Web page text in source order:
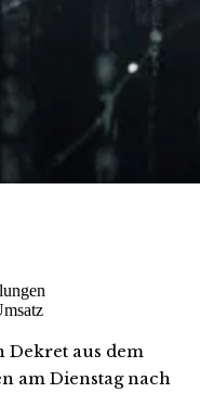
aus dem
am Dienstag nach